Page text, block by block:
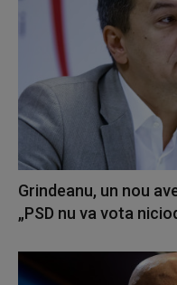
Grindeanu, un nou
„PSD nu va vota